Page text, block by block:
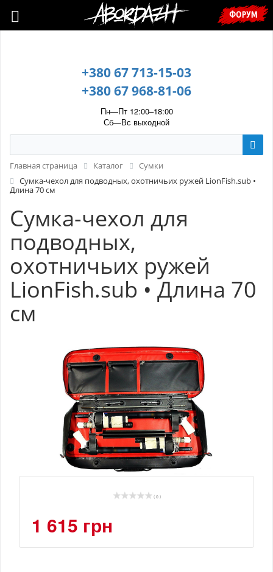
🇺🇦 У зв’язку з воєнним станом, прохання уточнювати ціну та
наявність у менеджера. 🇺🇦
+380 67 713-15-03
+380 67 968-81-06
Пн—Пт 12:00–18:00
Сб—Вс выходной
ФОРУМ
Главная страница Каталог
Сумки
Сумка-чехол для подводных, охотничьих ружей LionFish.sub •
Длина 70 см
Сумка-чехол для
подводных,
охотничьих ружей
LionFish.sub • Длина 70
см
( 0 )
1 615 грн